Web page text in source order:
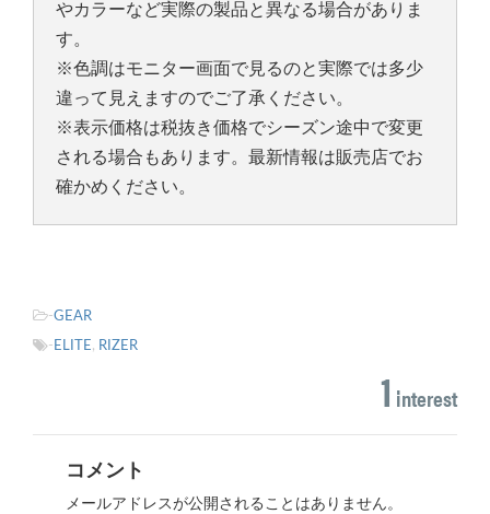
やカラーなど実際の製品と異なる場合がありま
す。
※色調はモニター画面で見るのと実際では多少
違って見えますのでご了承ください。
※表示価格は税抜き価格でシーズン途中で変更
される場合もあります。最新情報は販売店でお
確かめください。
-GEAR
- ELITE, RIZER
1 interest
コメント
メールアドレスが公開されることはありません。